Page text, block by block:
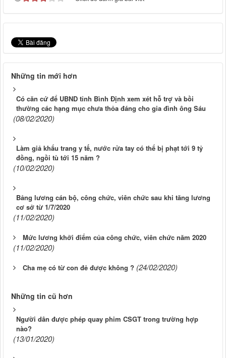
Những tin mới hơn
Có căn cứ để UBND tỉnh Bình Định xem xét hỗ trợ và bồi
thường các hạng mục chưa thỏa đáng cho gia đình ông Sáu
(08/02/2020)
Làm giả khẩu trang y tế, nước rửa tay có thể bị phạt tới 9 tỷ
đồng, ngồi tù tới 15 năm ?
(10/02/2020)
Bảng lương cán bộ, công chức, viên chức sau khi tăng lương
cơ sở từ 1/7/2020
(11/02/2020)
Mức lương khởi điểm của công chức, viên chức năm 2020
(11/02/2020)
Cha mẹ có từ con đẻ được không ? (24/02/2020)
Những tin cũ hơn
Người dân được phép quay phim CSGT trong trường hợp
nào?
(13/01/2020)